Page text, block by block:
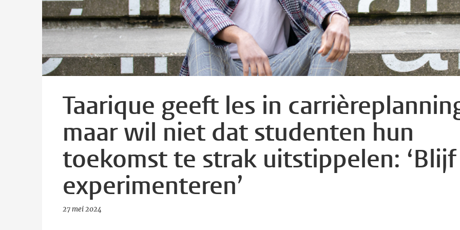
Taarique geeft les in
maar wil niet dat studenten hun
toekomst te strak uitstippelen: ‘Blijf
experimenteren’
27 mei 2024